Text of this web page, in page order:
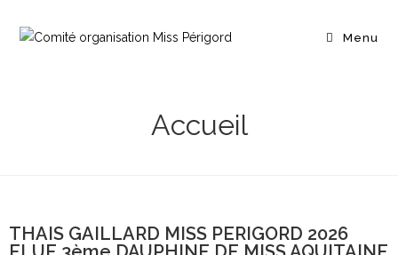
Menu
Accueil
THAIS GAILLARD MISS PERIGORD 2026